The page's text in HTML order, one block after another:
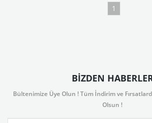
1
BIZDEN
Bültenimize Üye Olun ! Tüm İndirim ve
Olsun !